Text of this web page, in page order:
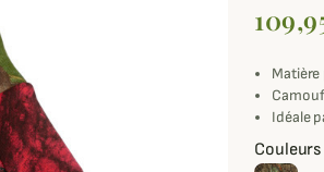
Idéale
Couleurs